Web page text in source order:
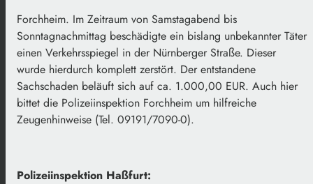
Forchheim. Im Zeitraum von Samstagabend bis
Sonntagnachmittag beschädigte ein bislang unbekannter Täter
einen Verkehrsspiegel in der Nürnberger Straße. Dieser
wurde hierdurch komplett zerstört. Der entstandene
Sachschaden beläuft sich auf ca. 1.000,00 EUR. Auch hier
bittet die Polizeiinspektion Forchheim um hilfreiche
Zeugenhinweise (Tel. 09191/7090-0).
Polizeiinspektion Haßfurt: